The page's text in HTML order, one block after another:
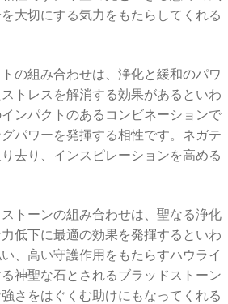
大切にする気力をもたらしてくれる
の組み合わせは、浄化と緩和のパワ
トレスを解消する効果があるといわ
ンパクトのあるコンビネーションで
パワーを発揮する相性です。ネガテ
去り、インスピレーションを高める
トーンの組み合わせは、聖なる浄化
低下に最適の効果を発揮するといわ
、高い守護作用をもたらすハウライ
神聖な石とされるブラッドストーン
さをはぐくむ助けにもなってくれる